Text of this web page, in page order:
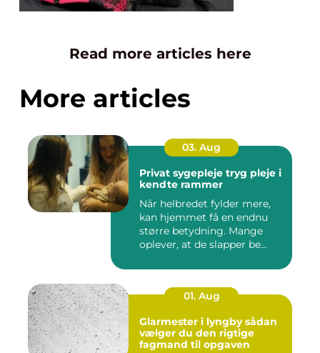
Read more articles here
More articles
03. Aug
Privat sygepleje tryg pleje i
kendte rammer
Når helbredet fylder mere,
kan hjemmet få en endnu
større betydning. Mange
oplever, at de slapper be...
01. Aug
Glarmester i lyngby sådan
vælger du den rigtige
fagmand til opgaven